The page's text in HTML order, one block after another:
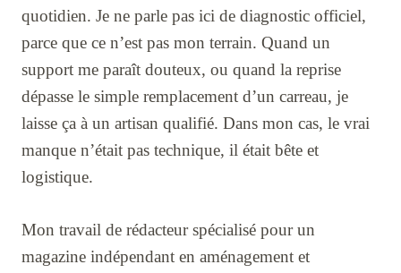
quotidien. Je ne parle pas ici de diagnostic officiel,
parce que ce n’est pas mon terrain. Quand un
support me paraît douteux, ou quand la reprise
dépasse le simple remplacement d’un carreau, je
laisse ça à un artisan qualifié. Dans mon cas, le vrai
manque n’était pas technique, il était bête et
logistique.
Mon travail de rédacteur spécialisé pour un
magazine indépendant en aménagement et